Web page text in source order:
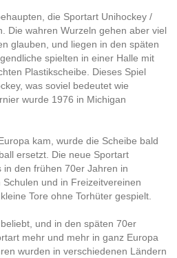
die Sportart Unihockey /
Die wahren Wurzeln gehen aber viel
glauben, und liegen in den späten
spielten in einer Halle mit
Plastikscheibe. Dieses Spiel
was soviel bedeutet wie
wurde 1976 in Michigan
kam, wurde die Scheibe bald
ersetzt. Die neue Sportart
in den frühen 70er Jahren in
und in Freizeitvereinen
Tore ohne Torhüter gespielt.
und in den späten 70er
mehr und mehr in ganz Europa
wurden in verschiedenen Ländern